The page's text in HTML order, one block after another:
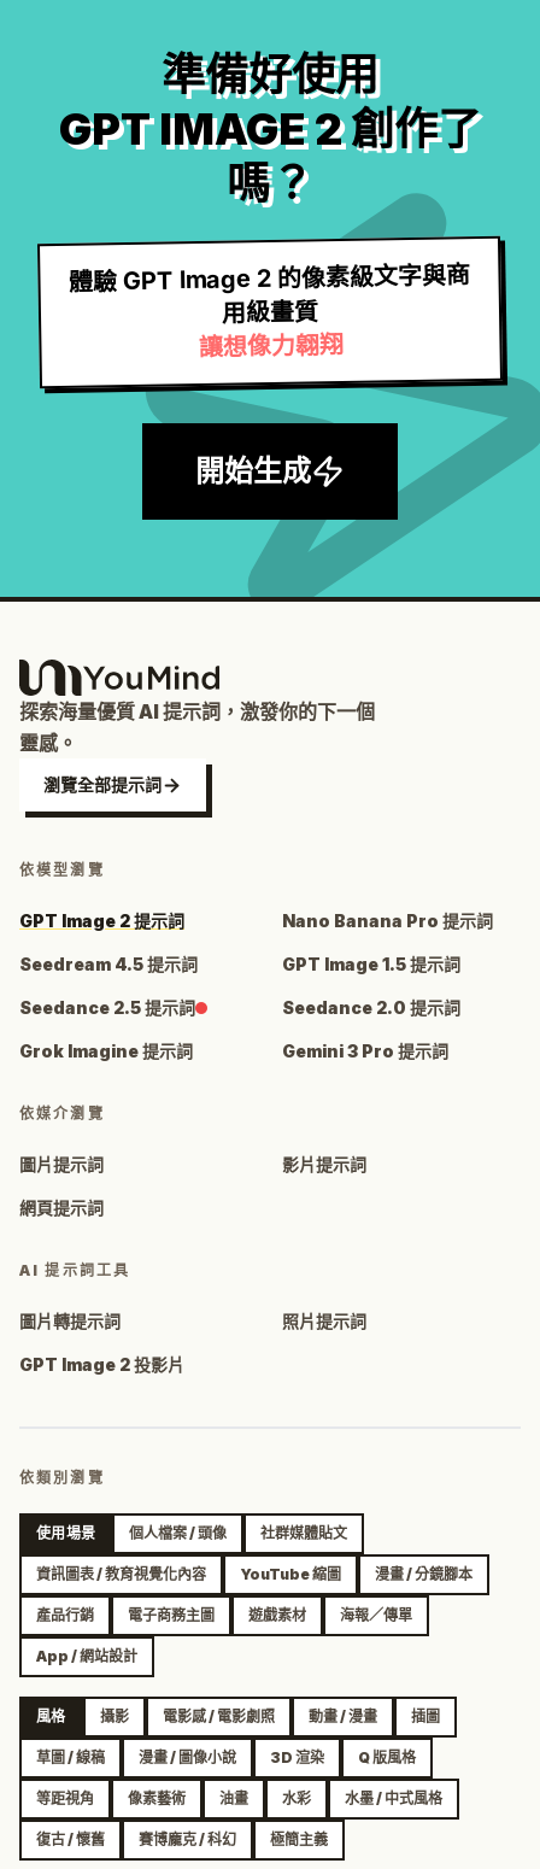
準備好使用
GPT IMAGE 2 創作了
嗎？
體驗 GPT Image 2 的像素級文字與商
用級畫質
讓想像力翱翔
開始生成
探索海量優質 AI 提示詞，激發你的下一個
靈感。
瀏覽全部提示詞
依模型瀏覽
GPT Image 2 提示詞 Nano Banana Pro 提示詞
Seedream 4.5 提示詞 GPT Image 1.5 提示詞
Seedance 2.5 提示詞 Seedance 2.0 提示詞
Grok Imagine 提示詞 Gemini 3 Pro 提示詞
依媒介瀏覽
圖片提示詞 影片提示詞
網頁提示詞
AI 提示詞工具
圖片轉提示詞 照片提示詞
GPT Image 2 投影片
依類別瀏覽
使用場景 個人檔案 / 頭像 社群媒體貼文
資訊圖表 / 教育視覺化內容 YouTube 縮圖 漫畫 / 分鏡腳本
產品行銷 電子商務主圖 遊戲素材 海報／傳單
App / 網站設計
風格 攝影 電影感 / 電影劇照 動畫 / 漫畫 插圖
草圖 / 線稿 漫畫 / 圖像小說 3D 渲染 Q 版風格
等距視角 像素藝術 油畫 水彩 水墨 / 中式風格
復古 / 懷舊 賽博龐克 / 科幻 極簡主義